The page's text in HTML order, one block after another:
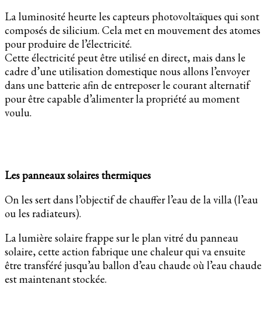
La luminosité heurte les capteurs photovoltaïques qui sont
composés de silicium. Cela met en mouvement des atomes
pour produire de l’électricité.
Cette électricité peut être utilisé en direct, mais dans le
cadre d’une utilisation domestique nous allons l’envoyer
dans une batterie afin de entreposer le courant alternatif
pour être capable d’alimenter la propriété au moment
voulu.
Les panneaux solaires thermiques
On les sert dans l’objectif de chauffer l’eau de la villa (l’eau
ou les radiateurs).
La lumière solaire frappe sur le plan vitré du panneau
solaire, cette action fabrique une chaleur qui va ensuite
être transféré jusqu’au ballon d’eau chaude où l’eau chaude
est maintenant stockée.